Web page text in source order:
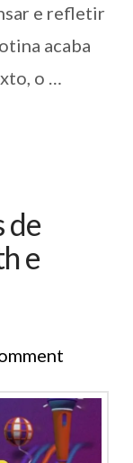
e refletir
acaba
o …
de
e